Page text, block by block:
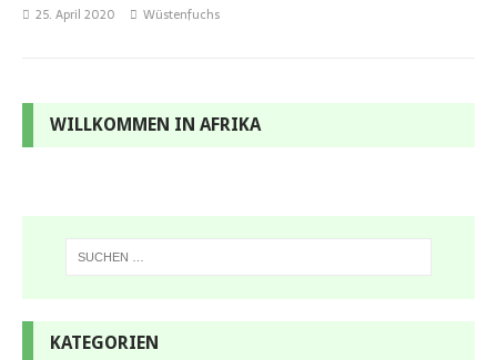
25. April 2020 Wüstenfuchs
WILLKOMMEN IN AFRIKA
KATEGORIEN